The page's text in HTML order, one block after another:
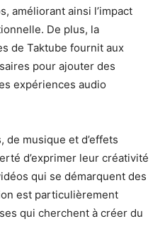
améliorant ainsi l’impact
De plus, la
de Taktube fournit aux
pour ajouter des
expériences audio
de musique et d’effets
d’exprimer leur créativité
qui se démarquent des
est particulièrement
qui cherchent à créer du